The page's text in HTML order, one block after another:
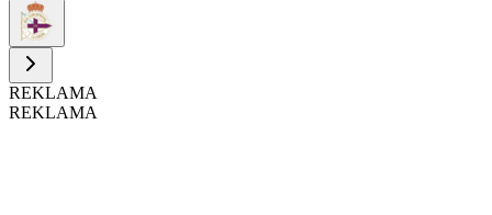
REKLAMA
REKLAMA